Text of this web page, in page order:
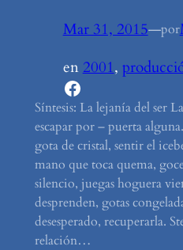
Mar 31, 2015—por
en 2001,
Facebook
Síntesis: La lejanía del ser
escapar por – puerta
gota de cristal, sentir el
mano que toca quema,
silencio, juegas hoguera
desprenden, gotas
desesperado, recuperarla.
relación…